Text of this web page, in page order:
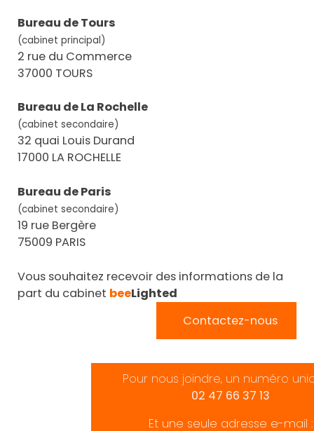
Bureau de Tours
(cabinet principal)
2 rue du Commerce
37000 TOURS
Bureau de La Rochelle
(cabinet secondaire)
32 quai Louis Durand
17000 LA ROCHELLE
Bureau de Paris
(cabinet secondaire)
19 rue Bergère
75009 PARIS
Vous souhaitez recevoir des informations de la
part du cabinet beeLighted
Contactez-nous
Pour nous joindre, un numéro
02 47 66 37 13
Et une seule adresse e-mail :